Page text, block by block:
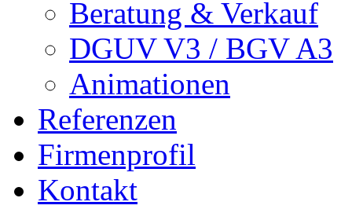
Beratung & Verkauf
DGUV V3 / BGV A3
Animationen
Referenzen
Firmenprofil
Kontakt